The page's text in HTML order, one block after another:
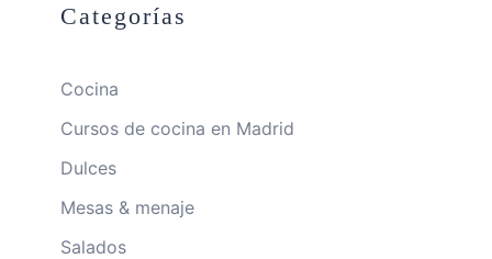
Categorías
Cocina
Cursos de cocina en Madrid
Dulces
Mesas & menaje
Salados